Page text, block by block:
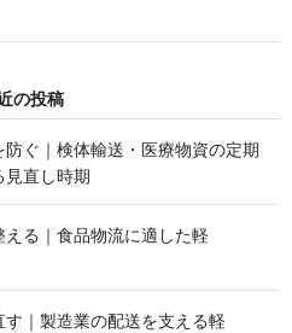
の 投 稿
ぐ｜検体輸送・医療物資の定期
直 し 時 期
る｜食品物流に適した軽
す｜製造業の配送を支える軽